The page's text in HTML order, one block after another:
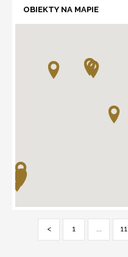
OBIEKTY NA MAPIE
< 1 ... 11